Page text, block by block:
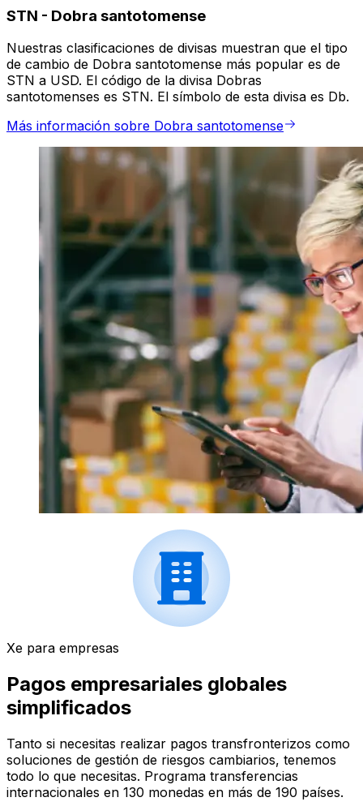
STN - Dobra santotomense
Nuestras clasificaciones de divisas muestran que el tipo
de cambio de Dobra santotomense más popular es de
STN a USD. El código de la divisa Dobras
santotomenses es STN. El símbolo de esta divisa es Db.
Más información sobre Dobra santotomense
Xe para empresas
Pagos empresariales globales
simplificados
Tanto si necesitas realizar pagos transfronterizos como
soluciones de gestión de riesgos cambiarios, tenemos
todo lo que necesitas. Programa transferencias
internacionales en 130 monedas en más de 190 países.